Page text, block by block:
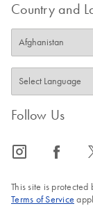
Country and
Follow Us
icon_0065_instagram-s icon_0064_facebook-s
This site is
Terms of Service